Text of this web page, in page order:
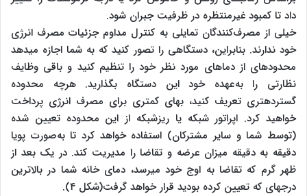
داد تا کمبود غیرمنتظره در ظرفیت جبران شود.
خیلی از مصرف‌کنندگان تمایلی به کنترل مداوم جزئیات مصرف انرژی
خود ندارند. بنابراین، دستگاهی را تصور کنید که به شما اجازه می‎دهد
محدوده‎ای از دماهای مورد نظر خود را تنظیم کنید و باقی وظایف
نظارتی را به‌عهده خود این دستگاه بگذارید. هرچه محدوده
گسترده‎تری تعریف کنید، بهای کمتری برای مصرف انرژی پرداخت
خواهید کرد. اپراتور شبکه یا ریزشبکه از این محدوده تعیین شده
(توسط شما و سایر مشترکان) استفاده خواهد کرد تا به‌صورت پویا
دقیقه به دقیقه میزان عرضه و تقاضا را مدیریت کند. در یک بعد از
ظهر گرم که تقاضا به اوج خود می‎رسد، دمای خانه شما در بالاترین
درجه‎ای که تعیین کرده بودید قرار خواهد گرفت(شکل ۴).